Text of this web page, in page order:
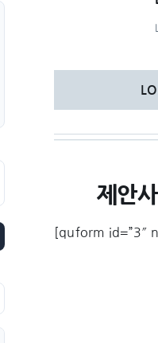
제안
[quform id=”3″